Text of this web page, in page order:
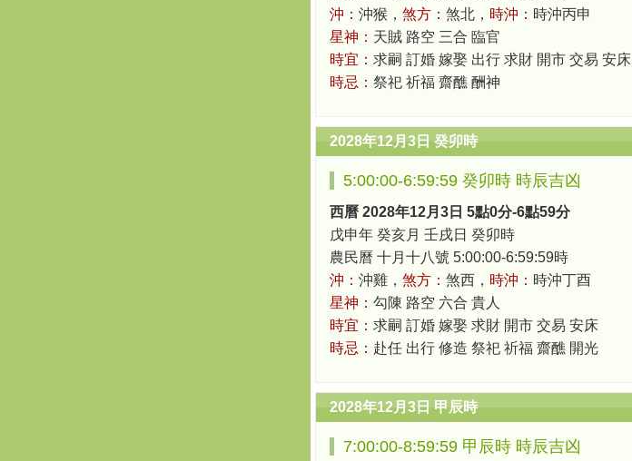
沖： 沖猴， 煞方： 煞北， 時沖： 時沖丙申
星神： 天賊 路空 三合 臨官
時宜： 求嗣 訂婚 嫁娶 出行 求財 開市 交易 安床
時忌： 祭祀 祈福 齋醮 酬神
2028年12月3日 癸卯時
5:00:00-6:59:59 癸卯時 時辰吉凶
西曆 2028年12月3日 5點0分-6點59分
戊申年 癸亥月 壬戌日 癸卯時
農民曆 十月十八號 5:00:00-6:59:59時
沖： 沖雞， 煞方： 煞西， 時沖： 時沖丁酉
星神： 勾陳 路空 六合 貴人
時宜： 求嗣 訂婚 嫁娶 求財 開市 交易 安床
時忌： 赴任 出行 修造 祭祀 祈福 齋醮 開光
2028年12月3日 甲辰時
7:00:00-8:59:59 甲辰時 時辰吉凶